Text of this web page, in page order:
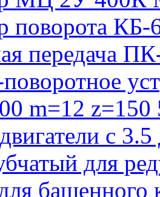
поворота КБ-
передача
m=12 z=150
с
для
башенного